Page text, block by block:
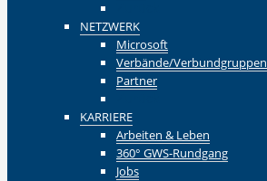
NETZWERK
Microsoft
Verbände/Verbundgruppen
Partner
KARRIERE
Arbeiten & Leben
360° GWS-Rundgang
Jobs